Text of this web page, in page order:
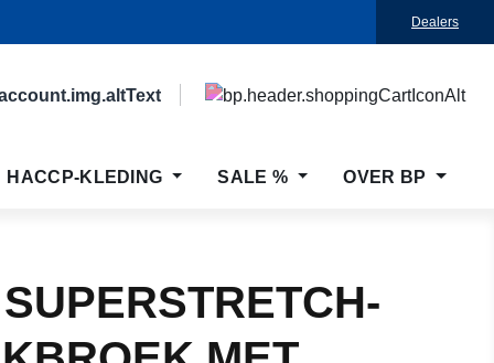
Dealers
HACCP-KLEDING SALE % OVER BP